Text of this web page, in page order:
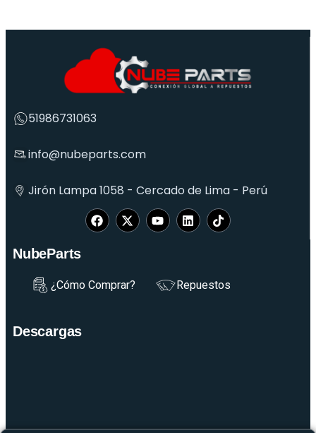
51986731063
info@nubeparts.com
Jirón Lampa 1058 - Cercado de Lima - Perú
NubeParts
¿Cómo Comprar? Repuestos
Descargas